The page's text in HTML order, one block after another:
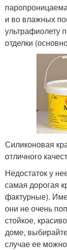
и во влажных
ультрафиолету
отделки
Силиконовая
отличного
Недостаток у
самая дорогая
фактурные).
они не очень
стойкое,
доме,
случае ее